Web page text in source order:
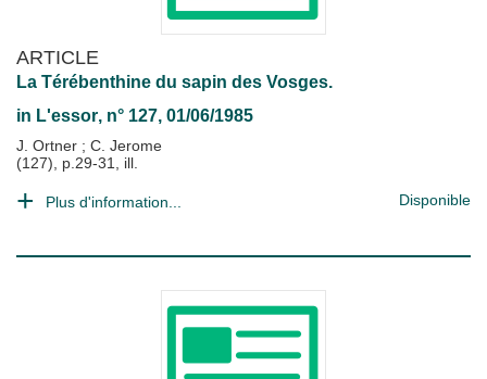
ARTICLE
La Térébenthine du sapin des Vosges.
in L'essor, n° 127, 01/06/1985
J. Ortner ; C. Jerome
(127), p.29-31, ill.
Plus d'information... Disponible